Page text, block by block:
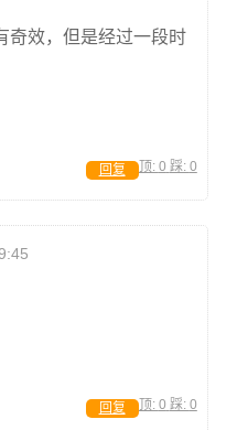
奇效，但是经过一段时
顶: 0 踩: 0
回复
顶: 0 踩: 0
回复